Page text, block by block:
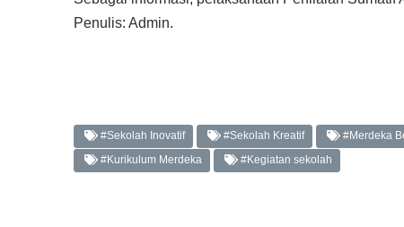
Penulis: Admin.
#Sekolah Inovatif #Sekolah Kreatif #Merdeka
#Kurikulum Merdeka
#Kegiatan sekolah